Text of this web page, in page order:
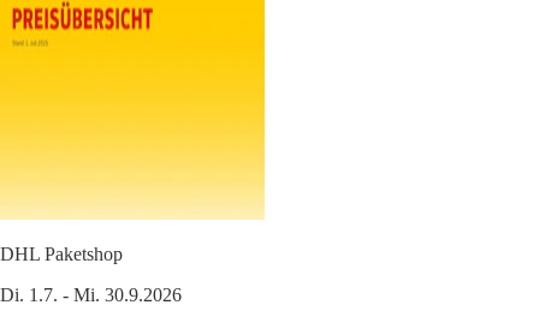
DHL Paketshop
Di. 1.7. - Mi. 30.9.2026